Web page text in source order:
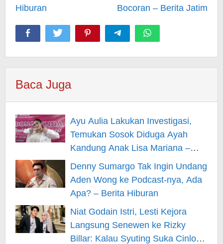
Hiburan
Bocoran – Berita Jatim
Baca Juga
Ayu Aulia Lakukan Investigasi,
Temukan Sosok Diduga Ayah
Kandung Anak Lisa Mariana –
Berita Hiburan
Denny Sumargo Tak Ingin Undang
Aden Wong ke Podcast-nya, Ada
Apa? – Berita Hiburan
Niat Godain Istri, Lesti Kejora
Langsung Senewen ke Rizky
Billar: Kalau Syuting Suka Cinlok?